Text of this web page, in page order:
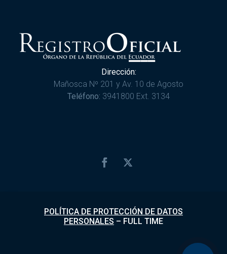
Dirección:
Mañosca Nº 201 y Av. 10 de Agosto
Teléfono: 3941800 Ext. 3134
POLÍTICA DE PROTECCIÓN DE DATOS
PERSONALES – FULL TIME